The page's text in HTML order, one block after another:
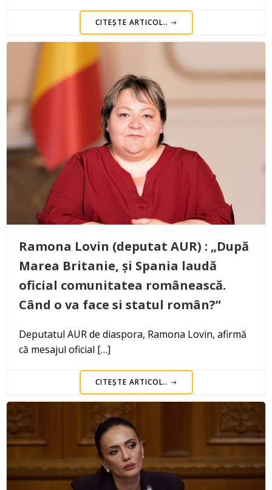
CITEȘTE ARTICOL..
Ramona Lovin (deputat AUR) : „După
Marea Britanie, și Spania laudă
oficial comunitatea românească.
Când o va face si statul român?”
Deputatul AUR de diaspora, Ramona Lovin, afirmă
că mesajul oficial […]
CITEȘTE ARTICOL..